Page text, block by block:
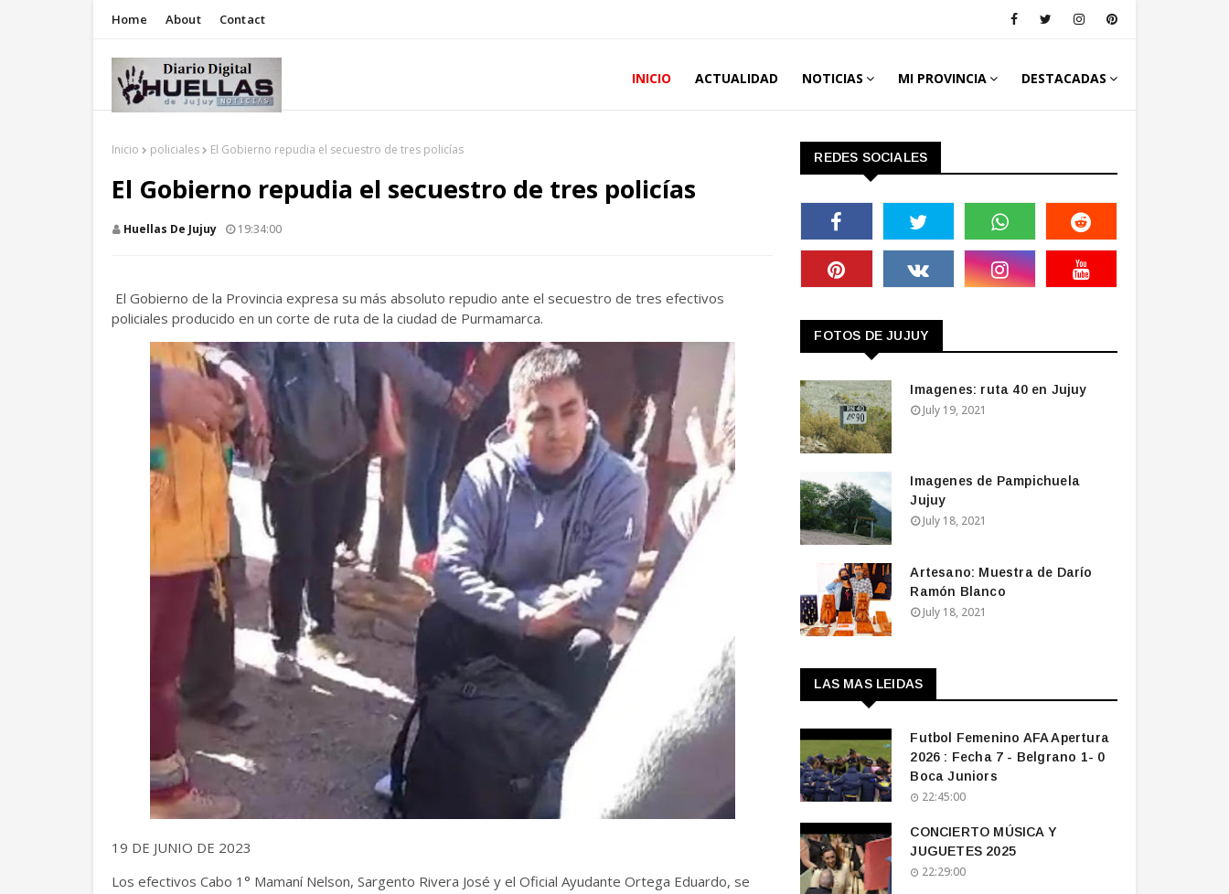
Home About Contact
INICIO ACTUALIDAD NOTICIAS MI PROVINCIA DESTACADAS
Inicio policiales El Gobierno repudia el secuestro de tres policías
El Gobierno repudia el secuestro de tres policías
Huellas De Jujuy 19:34:00
El Gobierno de la Provincia expresa su más absoluto repudio ante el secuestro de tres efectivos
policiales producido en un corte de ruta de la ciudad de Purmamarca.
19 DE JUNIO DE 2023
Los efectivos Cabo 1° Mamaní Nelson, Sargento Rivera José y el Oficial Ayudante Ortega Eduardo, se
REDES SOCIALES
FOTOS DE JUJUY
Imagenes: ruta 40 en Jujuy
July 19, 2021
Imagenes de Pampichuela
Jujuy
July 18, 2021
Artesano: Muestra de Darío
Ramón Blanco
July 18, 2021
LAS MAS LEIDAS
Futbol Femenino AFA Apertura
2026 : Fecha 7 - Belgrano 1- 0
Boca Juniors
22:45:00
CONCIERTO MÚSICA Y
JUGUETES 2025
22:29:00